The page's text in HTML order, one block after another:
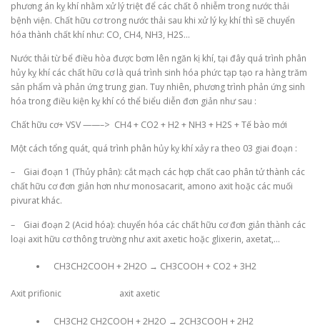
phương án kỵ khí nhằm xử lý triệt để các chất ô nhiễm trong nước thải
bệnh viện. Chất hữu cơ trong nước thải sau khi xử lý kỵ khí thì sẽ chuyển
hóa thành chất khí như: CO, CH4, NH3, H2S…
Nước thải từ bể điều hòa được bơm lên ngăn kị khí, tại đây quá trình phân
hủy kỵ khí các chất hữu cơ là quá trình sinh hóa phức tạp tạo ra hàng trăm
sản phẩm và phản ứng trung gian. Tuy nhiên, phương trình phản ứng sinh
hóa trong điều kiện kỵ khí có thể biểu diễn đơn giản như sau :
Chất hữu cơ+ VSV ——–> CH4 + CO2 + H2 + NH3 + H2S + Tế bào mới
Một cách tổng quát, quá trình phân hủy kỵ khí xảy ra theo 03 giai đoạn :
– Giai đoạn 1 (Thủy phân): cắt mạch các hợp chất cao phân tử thành các
chất hữu cơ đơn giản hơn như monosacarit, amono axit hoặc các muối
pivurat khác.
– Giai đoạn 2 (Acid hóa): chuyển hóa các chất hữu cơ đơn giản thành các
loại axit hữu cơ thông trường như axit axetic hoặc glixerin, axetat,…
CH3CH2COOH + 2H2O → CH3COOH + CO2 + 3H2
Axit prifionic axit axetic
CH3CH2 CH2COOH + 2H2O → 2CH3COOH + 2H2